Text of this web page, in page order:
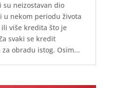
neizostavan dio
u nekom periodu života
više kredita što je
svaki se kredit
obradu istog. Osim...